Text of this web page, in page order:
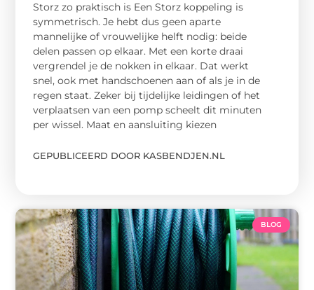
Storz zo praktisch is Een Storz koppeling is
symmetrisch. Je hebt dus geen aparte
mannelijke of vrouwelijke helft nodig: beide
delen passen op elkaar. Met een korte draai
vergrendel je de nokken in elkaar. Dat werkt
snel, ook met handschoenen aan of als je in de
regen staat. Zeker bij tijdelijke leidingen of het
verplaatsen van een pomp scheelt dit minuten
per wissel. Maat en aansluiting kiezen
GEPUBLICEERD DOOR KASBENDJEN.NL
BLOG